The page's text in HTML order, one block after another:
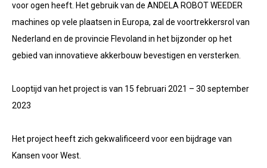
voor ogen heeft. Het gebruik van de ANDELA ROBOT WEEDER
machines op vele plaatsen in Europa, zal de voortrekkersrol van
Nederland en de provincie Flevoland in het bijzonder op het
gebied van innovatieve akkerbouw bevestigen en versterken.
Looptijd van het project is van 15 februari 2021 – 30 september
2023
Het project heeft zich gekwalificeerd voor een bijdrage van
Kansen voor West.